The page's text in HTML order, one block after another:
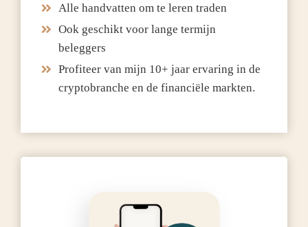
Alle handvatten om te leren traden
Ook geschikt voor lange termijn
beleggers
Profiteer van mijn 10+ jaar ervaring in de
cryptobranche en de financiële markten.